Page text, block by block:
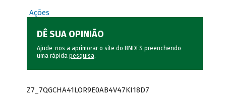
Ações
DÊ SUA OPINIÃO
Ajude-nos a aprimorar o site do BNDES preenchendo
uma rápida pesquisa.
Z7_7QGCHA41LOR9E0AB4V47KI18D7